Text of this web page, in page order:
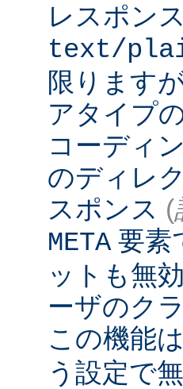
レスポン
text/
限ります
アタイプ
コーディ
のディレ
スポンス (
META 要素
ットも無
ーザのク
この機能は
う設定で